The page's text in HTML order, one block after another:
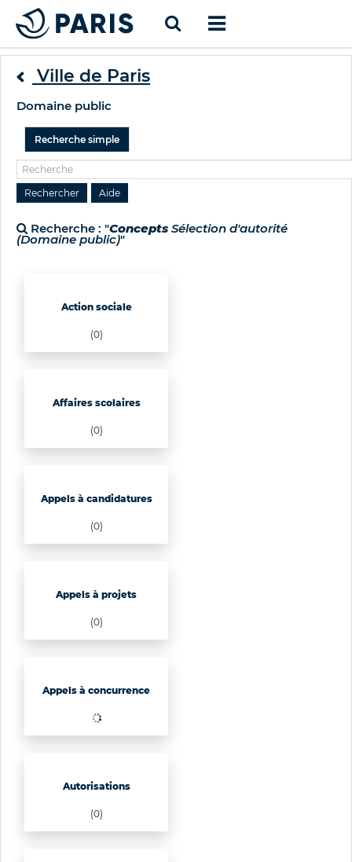
Ville de Paris
Domaine public
Recherche simple
Recherche : "Concepts Sélection d'autorité
(Domaine public)"
Action sociale
(0)
Affaires scolaires
(0)
Appels à candidatures
(0)
Appels à projets
(0)
Appels à concurrence
Autorisations
(0)